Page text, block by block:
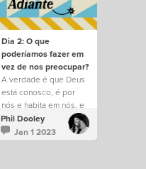
Dia 2: O que
poderíamos fazer em
vez de nos preocupar?
A verdade é que Deus
está conosco, é por
nós e habita em nós, e
saber disso muda tudo.
Phil Dooley
Jan 1 2023